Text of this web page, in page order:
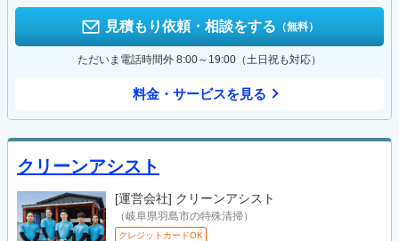
見積もり依頼・相談をする （無料）
ただいま電話時間外 8:00～19:00（土日祝も対応）
料金・サービスを見る
クリーンアシスト
[運営会社] クリーンアシスト
（岐阜県羽島市の特殊清掃）
クレジットカードOK